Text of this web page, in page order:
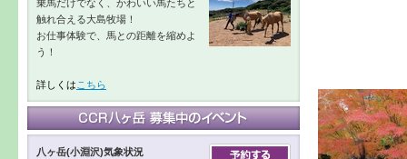
乗馬だけでなく、かわいい馬たちと
触れ合える大島牧場！
お仕事体験で、馬との距離を縮めよ
う！
詳しくは こちら
八ヶ岳(小淵沢)気象状況